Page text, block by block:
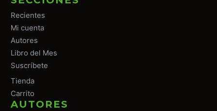
Recientes
Mi cuenta
Autores
Libro del Mes
Suscríbete
Tienda
Carrito
AUTORES